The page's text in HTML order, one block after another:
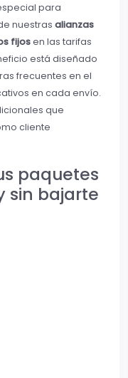
para
nuestras alianzas
fijosen las tarifas
está diseñado
frecuentes en el
en cada envío.
que
cliente
paquetes
sin bajarte